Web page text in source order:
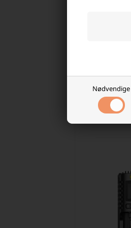
Nødvendige
På
-